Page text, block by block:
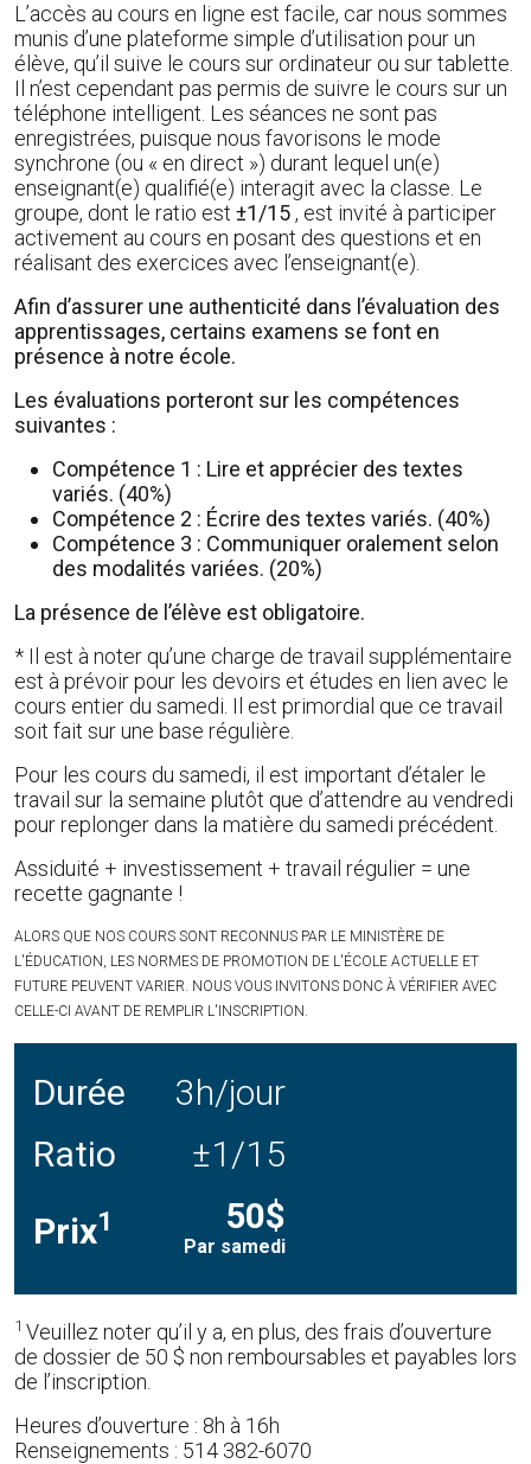
L’accès au cours en ligne est facile, car nous sommes
munis d’une plateforme simple d’utilisation pour un
élève, qu’il suive le cours sur ordinateur ou sur tablette.
Il n’est cependant pas permis de suivre le cours sur un
téléphone intelligent. Les séances ne sont pas
enregistrées, puisque nous favorisons le mode
synchrone (ou « en direct ») durant lequel un(e)
enseignant(e) qualifié(e) interagit avec la classe. Le
groupe, dont le ratio est ±1/15, est invité à participer
activement au cours en posant des questions et en
réalisant des exercices avec l’enseignant(e).
Afin d’assurer une authenticité dans l’évaluation des
apprentissages, certains examens se font en
présence à notre école.
Les évaluations porteront sur les compétences
suivantes :
Compétence 1 : Lire et apprécier des textes
variés. (40%)
Compétence 2 : Écrire des textes variés. (40%)
Compétence 3 : Communiquer oralement selon
des modalités variées. (20%)
La présence de l’élève est obligatoire.
* Il est à noter qu’une charge de travail supplémentaire
est à prévoir pour les devoirs et études en lien avec le
cours entier du samedi. Il est primordial que ce travail
soit fait sur une base régulière.
Pour les cours du samedi, il est important d’étaler le
travail sur la semaine plutôt que d’attendre au vendredi
pour replonger dans la matière du samedi précédent.
Assiduité + investissement + travail régulier = une
recette gagnante !
ALORS QUE NOS COURS SONT RECONNUS PAR LE MINISTÈRE DE
L'ÉDUCATION, LES NORMES DE PROMOTION DE L'ÉCOLE ACTUELLE ET
FUTURE PEUVENT VARIER. NOUS VOUS INVITONS DONC À VÉRIFIER AVEC
CELLE-CI AVANT DE REMPLIR L'INSCRIPTION.
Durée
3h/jour
Ratio
±1/15
Prix1 50$
Par samedi
1 Veuillez noter qu’il y a, en plus, des frais d’ouverture
de dossier de 50 $ non remboursables et payables lors
de l’inscription.
Heures d’ouverture : 8h à 16h
Renseignements : 514 382-6070